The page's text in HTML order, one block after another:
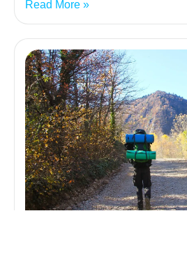
Read More »